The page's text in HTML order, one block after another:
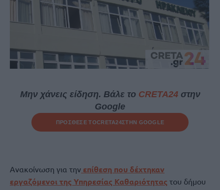
Μην χάνεις είδηση. Βάλε το CRETA24στην
Google
ΠΡΟΣΘΕΣΕ ΤΟCRETA24ΣΤΗΝ GOOGLE
Ανακοίνωση για την επίθεση που δέχτηκαν
εργαζόμενοι της Υπηρεσίας Καθαριότητας του δήμου